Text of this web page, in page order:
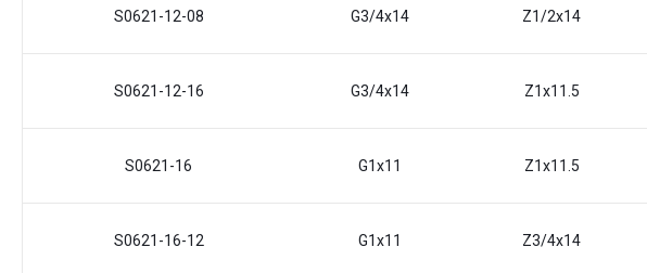
S0621-12-08 G3/4x14 Z1/2x14
S0621-12-16 G3/4x14 Z1x11.5
S0621-16 G1x11 Z1x11.5
S0621-16-12 G1x11 Z3/4x14